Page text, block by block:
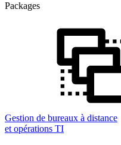
Packages
Gestion de bureaux à distance
et opérations TI